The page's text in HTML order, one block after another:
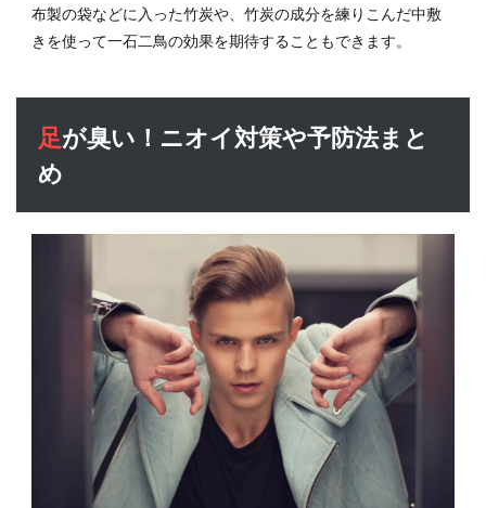
布製の袋などに入った竹炭や、竹炭の成分を練りこんだ中敷
きを使って一石二鳥の効果を期待することもできます。
足が臭い！ニオイ対策や予防法まと
め